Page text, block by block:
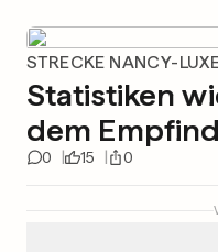
STRECKE NANCY-
Statistiken
dem
0 15 0